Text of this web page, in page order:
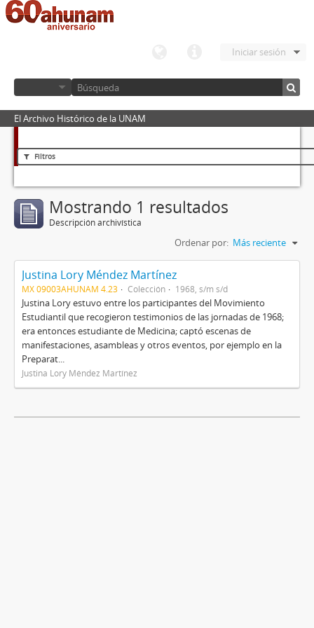
Iniciar sesión
El Archivo Histórico de la UNAM
Filtros
Mostrando 1 resultados
Descripción archivística
Ordenar por: Más reciente
Justina Lory Méndez Martínez
MX 09003AHUNAM 4.23 Colección 1968, s/m s/d
Justina Lory estuvo entre los participantes del Movimiento
Estudiantil que recogieron testimonios de las jornadas de 1968;
era entonces estudiante de Medicina; captó escenas de
manifestaciones, asambleas y otros eventos, por ejemplo en la
Preparat...
Justina Lory Méndez Martínez